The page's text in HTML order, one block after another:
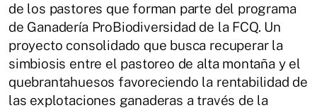
de los pastores que forman parte del programa
de Ganadería ProBiodiversidad de la FCQ. Un
proyecto consolidado que busca recuperar la
simbiosis entre el pastoreo de alta montaña y el
quebrantahuesos favoreciendo la rentabilidad de
las explotaciones ganaderas a través de la